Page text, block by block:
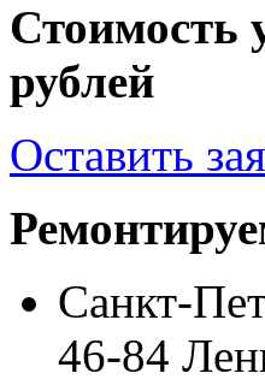
Стоимость
рублей
Оставить
Санкт-
46-84